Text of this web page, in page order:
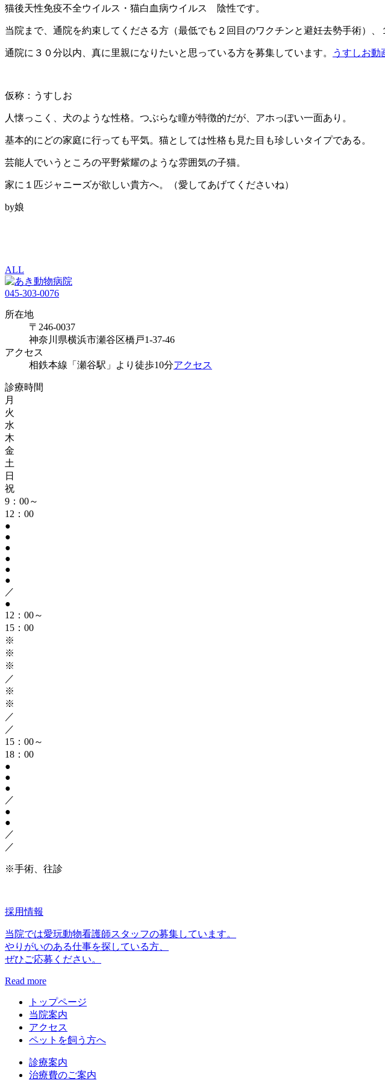
猫後天性免疫不全ウイルス・猫白血病ウイルス 陰性です。
当院まで、通院を約束してくださる方（最低でも２回目のワクチンと避妊去勢手術）
通院に３０分以内、真に里親になりたいと思っている方を募集しています。 うすしお動
仮称：うすしお
人懐っこく、犬のような性格。つぶらな瞳が特徴的だが、アホっぽい一面あり。
基本的にどの家庭に行っても平気。猫としては性格も見た目も珍しいタイプである。
芸能人でいうところの平野紫耀のような雰囲気の子猫。
家に１匹ジャニーズが欲しい貴方へ。（愛してあげてくださいね）
by娘
ALL
045-303-0076
所在地
〒246-0037
神奈川県横浜市瀬谷区橋戸1-37-46
アクセス
相鉄本線「瀬谷駅」より徒歩10分アクセス
診療時間
月
火
水
木
金
土
日
祝
9：00～
12：00
●
●
●
●
●
●
／
●
12：00～
15：00
※
※
※
／
※
※
／
／
15：00～
18：00
●
●
●
／
●
●
／
／
※手術、往診
採用情報
当院では愛玩動物看護師スタッフの募集しています。
やりがいのある仕事を探している方、
ぜひご応募ください。
Read more
トップページ
当院案内
アクセス
ペットを飼う方へ
診療案内
治療費のご案内